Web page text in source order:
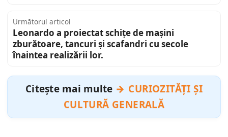
Următorul articol
Leonardo a proiectat schițe de mașini
zburătoare, tancuri și scafandri cu secole
înaintea realizării lor.
Citește mai multe
CURIOZITĂȚI ȘI
CULTURĂ GENERALĂ